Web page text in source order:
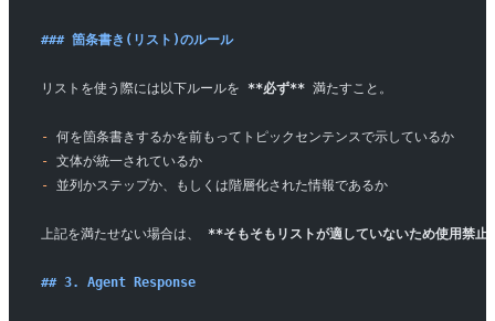
### 箇条書き(リスト)のルール
リストを使う際には以下ルールを **必ず** 満たすこと。
- 何を箇条書きするかを前もってトピックセンテンスで示しているか
- 文体が統一されているか
- 並列かステップか、もしくは階層化された情報であるか
上記を満たせない場合は、 **そもそもリストが適していないため使用禁
## 3. Agent Response